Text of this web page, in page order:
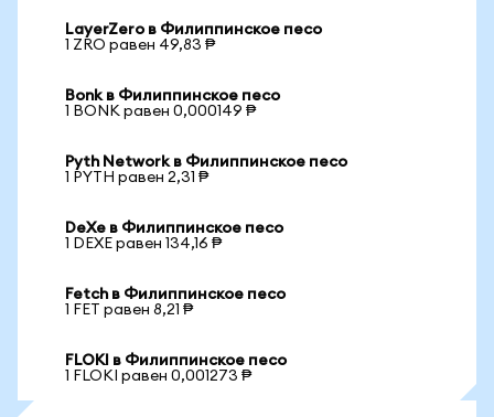
LayerZero в Филиппинское песо
1 ZRO равен 49,83 ₱
Bonk в Филиппинское песо
1 BONK равен 0,000149 ₱
Pyth Network в Филиппинское песо
1 PYTH равен 2,31 ₱
DeXe в Филиппинское песо
1 DEXE равен 134,16 ₱
Fetch в Филиппинское песо
1 FET равен 8,21 ₱
FLOKI в Филиппинское песо
1 FLOKI равен 0,001273 ₱